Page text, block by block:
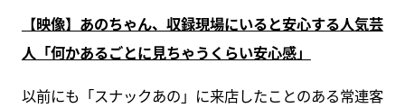
【映像】あのちゃん、収録現場にいると安心する人気芸
人「何かあるごとに見ちゃうくらい安心感」
以前にも「スナックあの」に来店したことのある常連客